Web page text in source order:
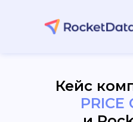
Кейс
PRICE